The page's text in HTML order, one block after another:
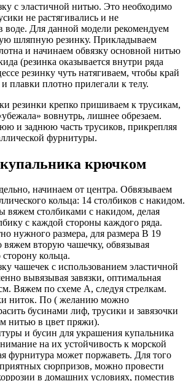
с эластичной нитью. Это необходимо
не растягивались и не
воде. Для данной модели рекомендуем
шляпную резинку. Прикладываем
и начинаем обвязку основной нитью
(резинка оказывается внутри ряда
резинку чуть натягиваем, чтобы край
плавки плотно прилегали к телу.
резинки крепко пришиваем к трусикам,
вовнутрь, лишнее обрезаем.
и заднюю часть трусиков, прикрепляя
фурнитуры.
крючком
начинаем от центра. Обвязываем
кольца: 14 столбиков с накидом.
вяжем столбиками с накидом, делая
с каждой стороны каждого ряда.
нужного размера, для размера В 19
вяжем вторую чашечку, обвязывая
кольца.
чашечек с использованием эластичной
вывязывая завязки, оптимальная
Вяжем по схеме А, следуя стрелкам.
ниток. По ( желанию можно
бусинами лиф, трусики и завязочки
нитью в цвет пряжи).
и бусин для украшения купальника
на их устойчивость к морской
фурнитура может поржаветь. Для того
сюрпризов, можно провести
в домашних условиях, поместив